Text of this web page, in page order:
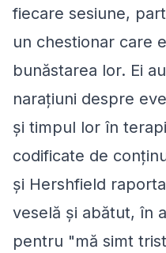
fiecare sesiune,
un chestionar care
bunăstarea lor. Ei
narațiuni despre
și timpul lor în
codificate de
și Hershfield
veselă și abătut, în
pentru "mă simt